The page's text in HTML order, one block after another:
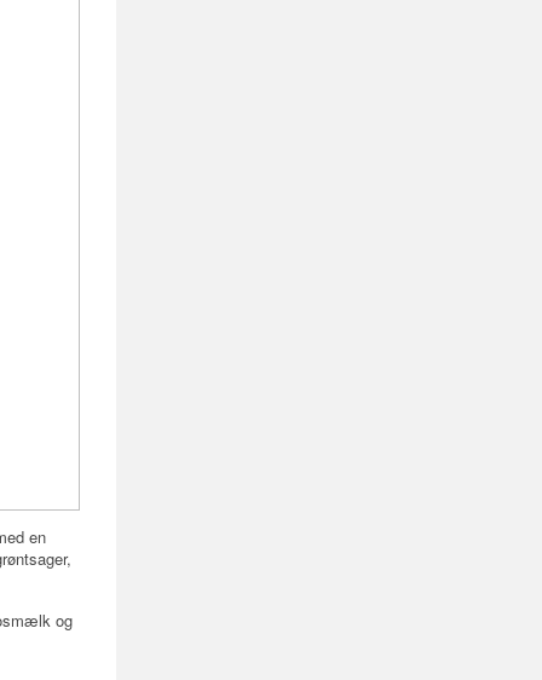
en
og